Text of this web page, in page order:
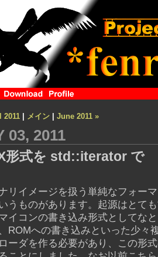
2011 メイン June 2011 »
03, 2011
形式を std::iterator で
リイメージを扱う単純なフォー
うものがあります。起源はとて
イコンの書き込み形式としてな
ROMへの書き込みといった少々
ーダを作る必要があり、この形